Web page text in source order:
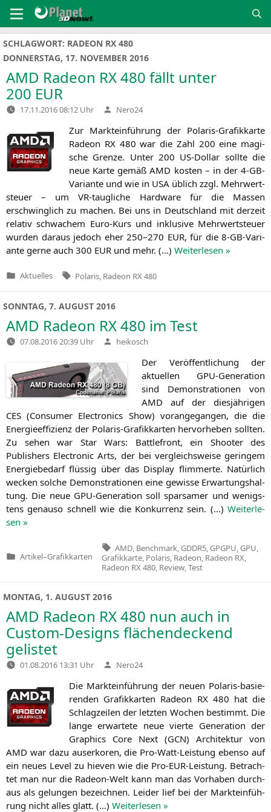
Inhalt
springen
SCHLAGWORT: RADEON RX 480
DONNERSTAG, 17. NOVEMBER 2016
AMD Radeon RX480 fällt unter
200 EUR
17.11.2016 08:12 Uhr Verfasst
von
Nero24
Zur Markt­ein­füh­rung der Pola­ris-Gra­fik­kar­te
Rade­on RX480 war die Zahl 200 eine magi­
sche Gren­ze. Unter 200 US-Dol­lar soll­te die
neue Kar­te gemäßAMD kos­ten – in der 4‑GB-
Vari­an­te und wie in USA üblich zzgl. Mehr­wert­
steu­er – um VR-taug­li­che Hard­ware für die Mas­sen
erschwing­lich zu machen. Bei uns in Deutsch­land mit der­zeit
rela­tiv schwa­chem Euro-Kurs und inklu­si­ve Mehr­wert­steu­er
wur­den dar­aus jedoch eher 250–270 EUR, für die 8‑GB-Vari­
an­te ger­ne auch 300 EUR und mehr. (…) Wei­ter­le­sen »
Veröffentlicht
Aktuelles Tags:
Polaris Radeon RX 480
SONNTAG, 7. AUGUST 2016
AMD Radeon RX480 im Test
07.08.2016 20:39 Uhr Verfasst
von
heikosch
Der Ver­öf­fent­li­chung der
aktu­el­len GPU-Gene­ra­ti­on
sind Demons­tra­tio­nen von
AMD auf der dies­jäh­ri­gen
CES (Con­su­mer Elec­tro­nics Show) vor­an­ge­gan­gen, die die
Ener­gie­ef­fi­zi­enz der Pola­ris-Gra­fik­kar­ten her­vor­he­ben soll­ten.
Zu sehen war Star Wars: Batt­le­front, ein Shoo­ter des
Publishers Elec­tro­nic Arts, der bei ver­gleichs­wei­se gerin­gem
Ener­gie­be­darf flüs­sig über das Dis­play flim­mer­te. Natür­lich
wecken sol­che Demons­tra­tio­nen eine gewis­se Erwar­tungs­hal­
tung. Die neue GPU-Gene­ra­ti­on soll spar­sa­mer und wenigs­
tens genau­so schnell wie die Kon­kur­renz sein. (…) Wei­ter­le­
sen »
Veröffentlicht
Artikel–Grafikkarten
Tags:
AMD Benchmark GDDR5 GPGPU GPU
Grafikkarte, Polaris, Radeon Radeon RX
Radeon RX 480, Review, Test
MONTAG, 1. AUGUST 2016
AMD Radeon RX480 nun auch in
Custom-Designs flächendeckend
gelistet
01.08.2016 13:31 Uhr Verfasst
von
Nero24
Die Markt­ein­füh­rung der neu­en Pola­ris-basie­
ren­den Gra­fik­kar­ten Rade­on RX480 hat die
Schlag­zei­len der letz­ten Wochen bestimmt. Die
lan­ge erwar­te­te neue vier­te Gene­ra­ti­on der
Gra­phics Core Next (GCN) Archi­tek­tur von
AMD war dazu aus­er­ko­ren, die Pro-Watt-Leis­tung eben­so auf
ein neu­es Level zu hie­ven wie die Pro-EUR-Leis­tung. Betrach­
tet man nur die Rade­on-Welt kann man das Vor­ha­ben durch­
aus als gelun­gen bezeich­nen. Lei­der lief bei der Markt­ein­füh­
rung nicht alles glatt. (…) Wei­ter­le­sen »